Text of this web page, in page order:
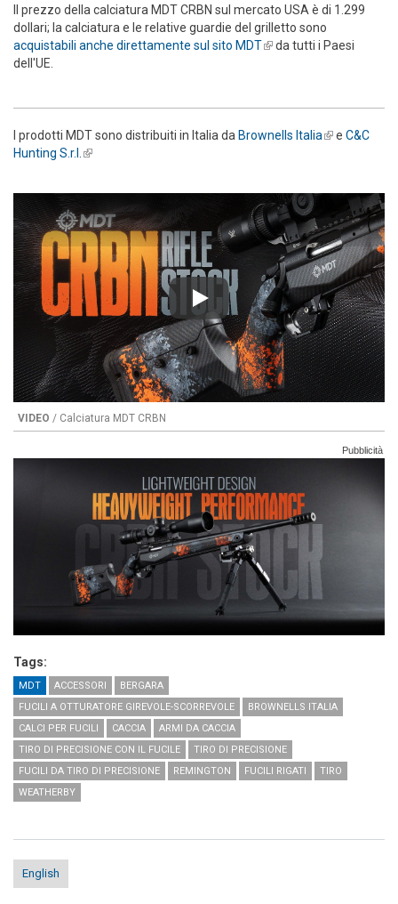
Il prezzo della calciatura MDT CRBN sul mercato USA è di 1.299
dollari; la calciatura e le relative guardie del grilletto sono
acquistabili anche direttamente sul sito MDT(link is external)
da tutti i Paesi
dell'UE.
I prodotti MDT sono distribuiti in Italia da Brownells Italia(link is
e C&C
Hunting S.r.l.
(link is external)
Play
VIDEO / Calciatura MDT CRBN
Pubblicità
Tags:
MDT ACCESSORI
BERGARA
FUCILI A OTTURATORE GIREVOLE-SCORREVOLE
BROWNELLS ITALIA
CALCI PER FUCILI
CACCIA
ARMI DA CACCIA
TIRO DI PRECISIONE CON IL FUCILE
TIRO DI PRECISIONE
FUCILI DA TIRO DI PRECISIONE
REMINGTON FUCILI RIGATI
TIRO
WEATHERBY
English